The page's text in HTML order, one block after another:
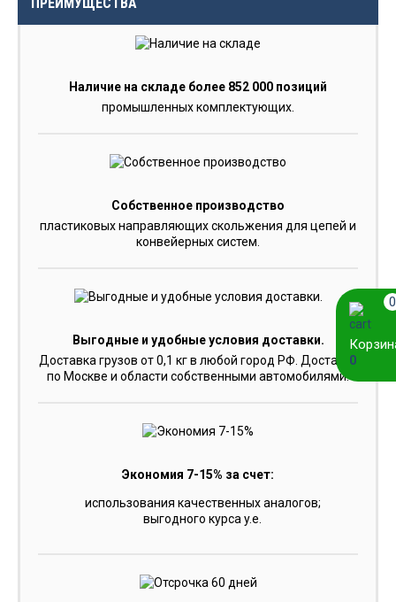
Наличие на складе более 852 000 позиций
промышленных комплектующих.
Собственное производство
пластиковых направляющих скольжения для цепей и
конвейерных систем.
Выгодные и удобные условия доставки.
Доставка грузов от 0,1 кг в любой город РФ. Доставка
по Москве и области собственными автомобилями.
Экономия 7-15% за счет:
использования качественных аналогов;
выгодного курса y.e.
0
0